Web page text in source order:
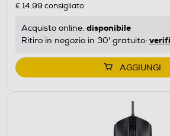
€ 14,99 consigliato
Acquisto online: disponibile
Ritiro in negozio in 30' gratuito:
AGGIUNGI